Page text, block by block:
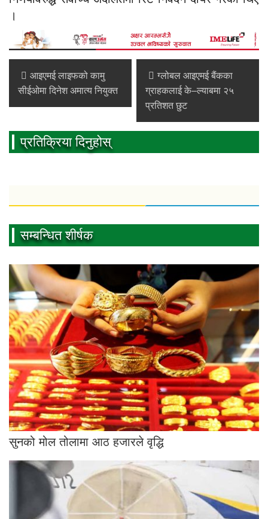
।
आइएमई लाइफको कामु
सीईओमा दिनेश अमात्य नियुक्त
ग्लोबल आइएमई बैंकका
ग्राहकलाई के–ल्याबमा २५
प्रतिशत छुट
प्रतिक्रिया दिनुहोस्
सम्बन्धित शीर्षक
सुनको मोल तोलामा आठ हजारले वृद्धि